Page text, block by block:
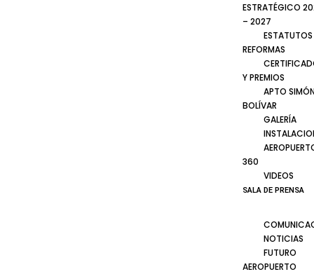
ESTRATÉGICO
– 2027
ESTATUTOS
REFORMAS
Y PREMIOS
APTO
BOLÍVAR
GALERÍA
360
VIDEOS
SALA DE PRENSA
NOTICIAS
FUTURO
AEROPUERTO